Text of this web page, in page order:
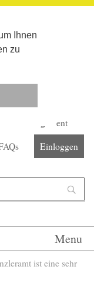
Ihnen
zu
Management
Einloggen
Menu
ist eine sehr